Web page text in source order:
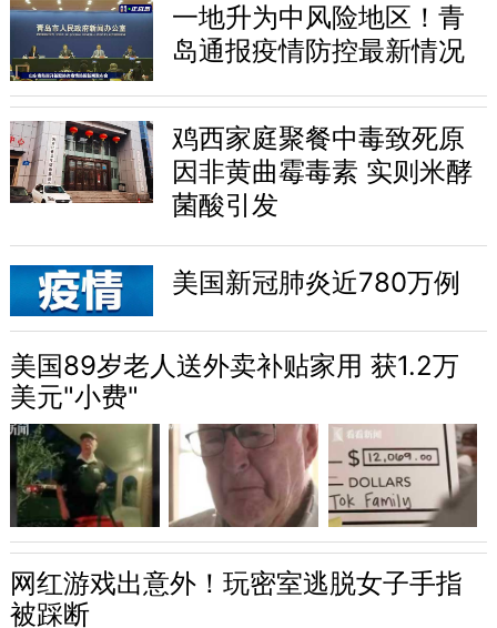
一地升为中风险地区！青
岛通报疫情防控最新情况
鸡西家庭聚餐中毒致死原
因非黄曲霉毒素 实则米酵
菌酸引发
美国新冠肺炎近780万例
美国89岁老人送外卖补贴家用 获1.2万
美元"小费"
网红游戏出意外！玩密室逃脱女子手指
被踩断